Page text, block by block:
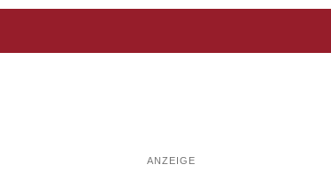
ANZEIGE